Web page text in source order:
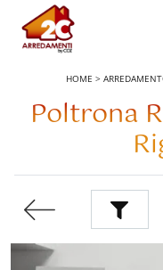
HOME >
Poltrona